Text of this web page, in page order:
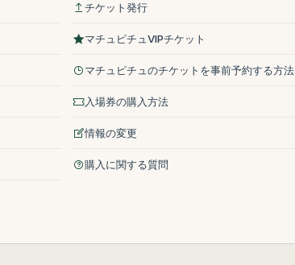
チケット発行
マチュピチュVIPチケット
マチュピチュのチケットを事前予約する方法
入場券の購入方法
情報の変更
購入に関する質問